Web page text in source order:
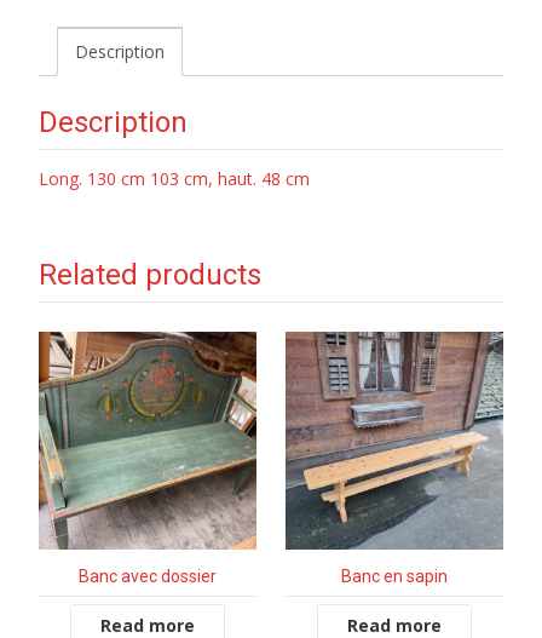
Description
Description
Long. 130 cm 103 cm, haut. 48 cm
Related products
Banc avec dossier
Read more
Banc en sapin
Read more